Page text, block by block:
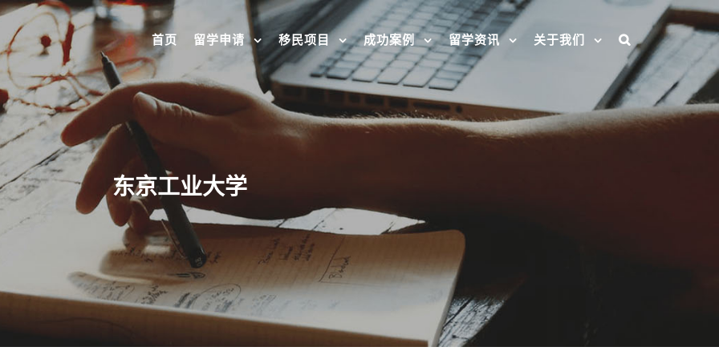
首页 留学申请 移民项目 成功案例 留学资讯 关于我们
东京工业大学